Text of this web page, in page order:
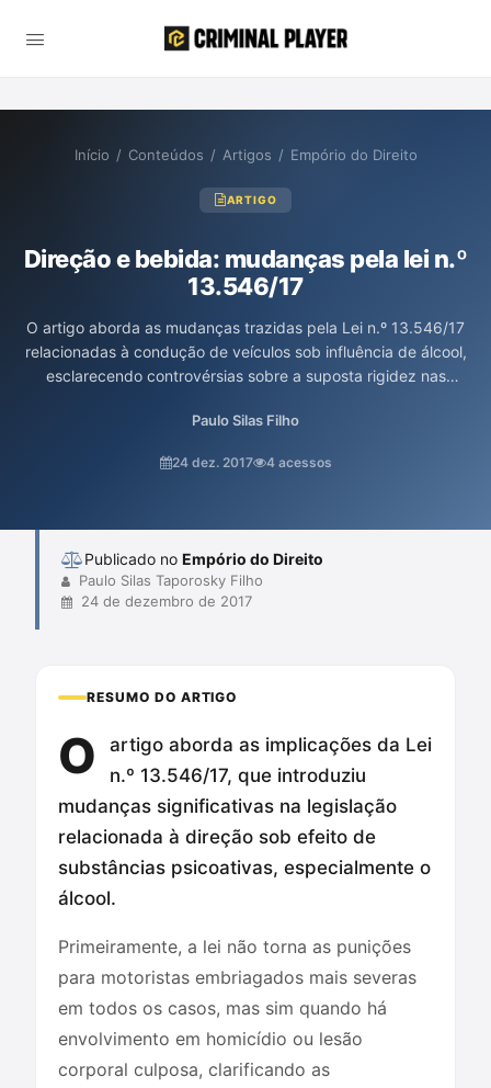
Início / Conteúdos / Artigos / Empório do Direito
ARTIGO
Direção e bebida: mudanças pela lei n.º
13.546/17
O artigo aborda as mudanças trazidas pela Lei n.º 13.546/17
relacionadas à condução de veículos sob influência de álcool,
esclarecendo controvérsias sobre a suposta rigidez nas
nova legislação na verdade aumenta as penas apenas em casos
penalidades mais severas a todos os motoristas que dirigem
Paulo Silas Filho
24 dez. 2017 4 acessos
Publicado no Empório do Direito
Paulo Silas Taporosky Filho
24 de dezembro de 2017
RESUMO DO ARTIGO
O
artigo aborda as implicações da Lei
n.º 13.546/17, que introduziu
mudanças significativas na legislação
relacionada à direção sob efeito de
substâncias psicoativas, especialmente o
álcool.
Primeiramente, a lei não torna as punições
para motoristas embriagados mais severas
em todos os casos, mas sim quando há
envolvimento em homicídio ou lesão
corporal culposa, clarificando as